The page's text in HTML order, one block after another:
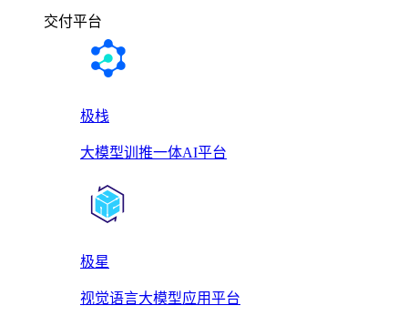
交付平台
极栈
大模型训推一体AI平台
极星
视觉语言大模型应用平台